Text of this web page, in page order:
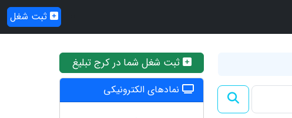
ثبت شغل
ثبت شغل شما در کرج تبلیغ
نمادهای الکترونیکی